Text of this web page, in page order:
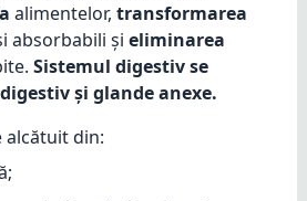
alimentelor, transformarea
absorbabili și eliminarea
Sistemul digestiv se
și glande anexe.
alcătuit din: